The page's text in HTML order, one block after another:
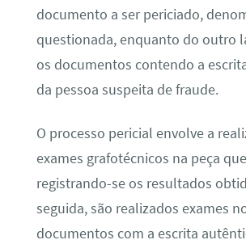
documento a ser periciado,
questionada, enquanto do outro
os documentos contendo a
da pessoa suspeita de fraude.
O processo pericial envolve a
exames grafotécnicos na peça
registrando-se os resultados
seguida, são realizados exames
documentos com a escrita